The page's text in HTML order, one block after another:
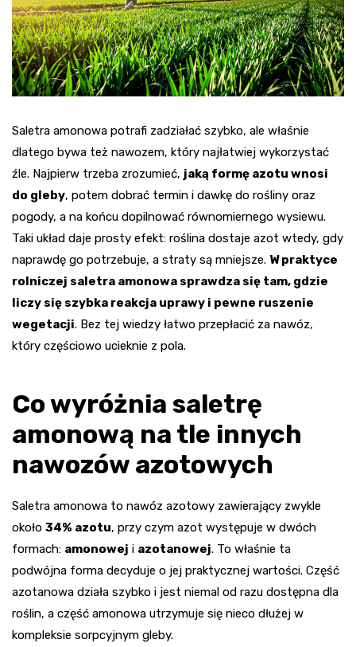
Saletra amonowa potrafi zadziałać szybko, ale właśnie
dlatego bywa też nawozem, który najłatwiej wykorzystać
źle. Najpierw trzeba zrozumieć, jaką formę azotu wnosi
do gleby, potem dobrać termin i dawkę do rośliny oraz
pogody, a na końcu dopilnować równomiernego wysiewu.
Taki układ daje prosty efekt: roślina dostaje azot wtedy, gdy
naprawdę go potrzebuje, a straty są mniejsze. W praktyce
rolniczej saletra amonowa sprawdza się tam, gdzie
liczy się szybka reakcja uprawy i pewne ruszenie
wegetacji. Bez tej wiedzy łatwo przepłacić za nawóz,
który częściowo ucieknie z pola.
Co wyróżnia saletrę
amonową na tle innych
nawozów azotowych
Saletra amonowa to nawóz azotowy zawierający zwykle
około 34% azotu, przy czym azot występuje w dwóch
formach: amonowej i azotanowej. To właśnie ta
podwójna forma decyduje o jej praktycznej wartości. Część
azotanowa działa szybko i jest niemal od razu dostępna dla
roślin, a część amonowa utrzymuje się nieco dłużej w
kompleksie sorpcyjnym gleby.